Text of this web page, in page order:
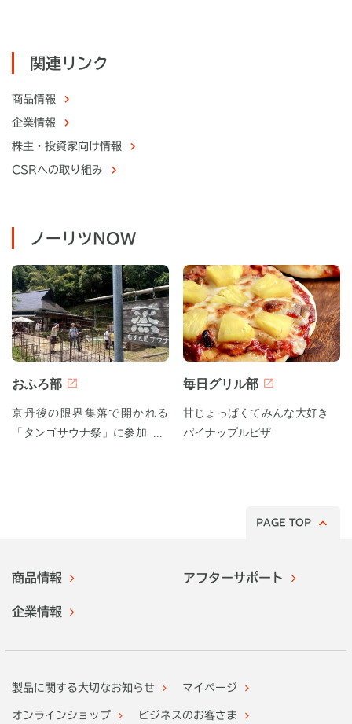
関連リンク
商品情報
企業情報
株主・ 投資家向け情報
CSRへの取り組み
ノーリツNOW
おふろ部
京丹後の限界集落で開かれる
「タンゴサウナ祭」に参加して
毎日グリル部
甘じょっぱくてみんな大好き
パイナップルピザ
PAGE TOP
商品情報 アフターサポート
企業情報
製品に関する大切なお知らせ マイページ
オンラインショップ ビジネスのお客さま